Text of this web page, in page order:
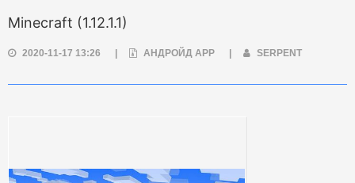
Minecraft (1.12.1.1)
2020-11-17 13:26 АНДРОЙД APP SERPENT